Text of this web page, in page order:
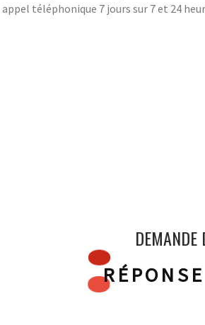
téléphonique 7 jours sur 7 et 24
DEMANDE